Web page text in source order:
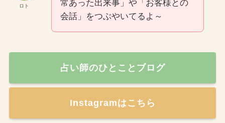
ロト
常あった出来事」や「お客様との
会話」をつぶやいてるよ～
占い師のひとことブログ
Instagramはこちら